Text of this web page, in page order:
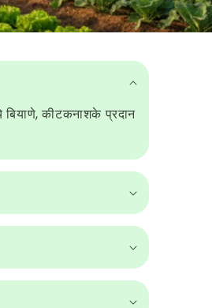
बियाणे, कीटकनाशके प्रदान